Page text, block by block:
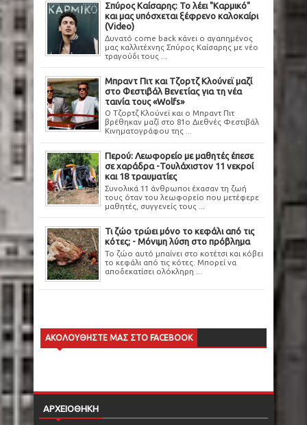
Σπύρος Καίσαρης: Το λέει "Καρμικό"
και μας υπόσχεται ξέφρενο καλοκαίρι
(Video)
Δυνατό come back κάνει ο αγαπημένος
μας καλλιτέχνης Σπύρος Καίσαρης με νέο
τραγούδι τους ...
Μπραντ Πιτ και Τζορτζ Κλούνεϊ μαζί
στο Φεστιβάλ Βενετίας για τη νέα
ταινία τους «Wolfs»
Ο Τζορτζ Κλούνεϊ και ο Μπραντ Πιτ
βρέθηκαν μαζί στο 81ο Διεθνές Φεστιβάλ
Κινηματογράφου της ...
Περού: Λεωφορείο με μαθητές έπεσε
σε χαράδρα -Τουλάχιστον 11 νεκροί
και 18 τραυματίες
Συνολικά 11 άνθρωποι έχασαν τη ζωή
τους όταν του λεωφορείο που μετέφερε
μαθητές, συγγενείς τους ...
Τι ζώο τρώει μόνο το κεφάλι από τις
κότες; - Μόνιμη λύση στο πρόβλημα
Το ζώο αυτό μπαίνει στο κοτέτσι και κόβει
το κεφάλι από τις κότες. Μπορεί να
αποδεκατίσει ολόκληρη ...
ΑΚΟΛΟΥΘΗΣΤΕ ΜΑΣ ΣΤΟ FACEBOOK
ΑΡΧΕΙΟΘΗΚΗ